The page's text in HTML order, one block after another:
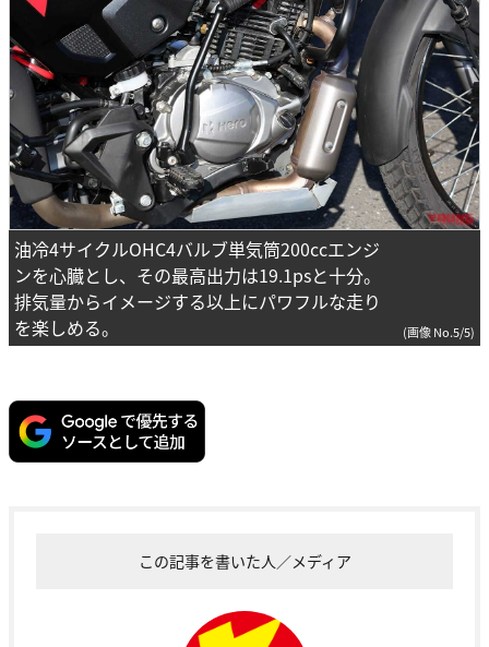
油冷4サイクルOHC4バルブ単気筒200ccエンジ
ンを心臓とし、その最高出力は19.1psと十分。
排気量からイメージする以上にパワフルな走り
を楽しめる。
(画像 No.5/5)
この記事を書いた人／メディア